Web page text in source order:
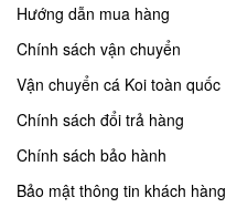
Hướng dẫn mua hàng
Chính sách vận chuyển
Vận chuyển cá Koi toàn quốc
Chính sách đổi trả hàng
Chính sách bảo hành
Bảo mật thông tin khách hàng